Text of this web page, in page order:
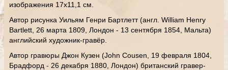
изображения 17х11,1 см.
Автор рисунка Уильям Генри Бартлетт (англ. William Henry
Bartlett, 26 марта 1809, Лондон - 13 сентября 1854, Мальта)
английский художник-гравёр.
Автор гравюры Джон Кузен (John Cousen, 19 февраля 1804,
Брадфорд - 26 декабря 1880, Лондон) британский гравер-